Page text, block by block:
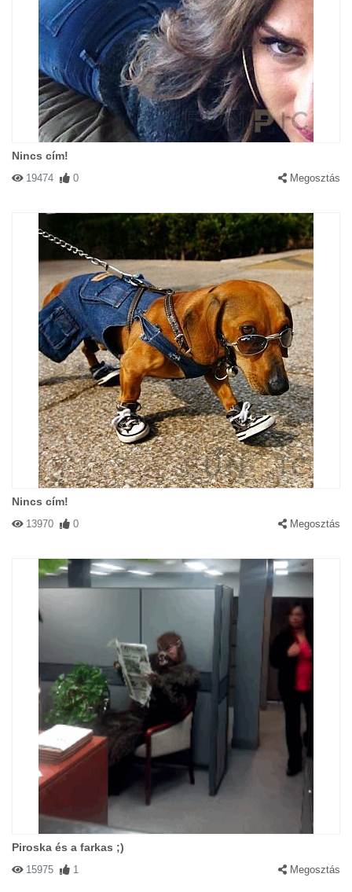
Nincs cím!
19474 0 Megosztás
Nincs cím!
13970 0 Megosztás
Piroska és a farkas ;)
15975 1 Megosztás